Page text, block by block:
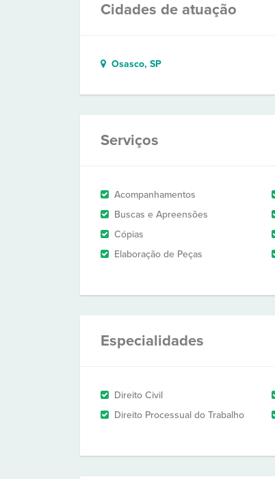
Cidades de atuação
Osasco, SP
Serviços
Acompanhamentos
Buscas e Apreensões
Cópias
Elaboração de Peças
Especialidades
Direito Civil
Direito Processual do Trabalho